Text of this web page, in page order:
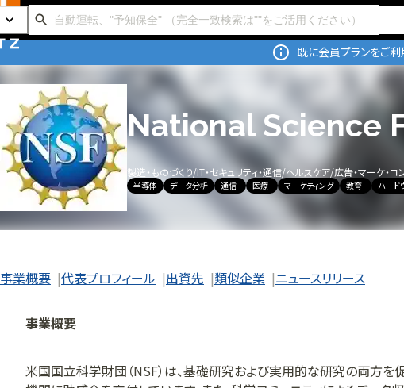
既に会員プランをご利
National Science
製造・ものづくり/IT・セキュリティ・通信/ヘルスケア/広告・マーケ・
半導体 データ分析 通信 医療 マーケティング 教育 ハード
事業概要 代表プロフィール 出資先 類似企業 ニュースリリース
事業概要
米国国立科学財団（NSF）は、基礎研究および実用的な研究の両方を